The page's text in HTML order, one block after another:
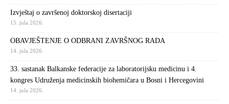
Izvještaj o završenoj doktorskoj disertaciji
15. jula 2026.
OBAVJEŠTENJE O ODBRANI ZAVRŠNOG RADA
14. jula 2026.
33. sastanak Balkanske federacije za laboratorijsku medicinu i 4.
kongres Udruženja medicinskih biohemičara u Bosni i Hercegovini
14. jula 2026.